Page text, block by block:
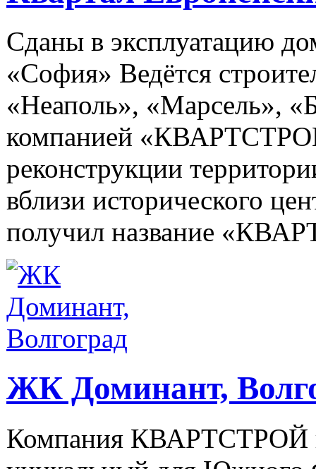
Сданы в эксплуатацию
«София» Ведётся
«Неаполь», «Марсель»,
компанией
реконструкции
вблизи исторического
получил название
ЖК Доминант,
Компания КВАРТСТРОЙ в